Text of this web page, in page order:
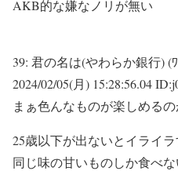
AKB的な嫌なノリが無い
39: 君の名は(やわらか銀行) (
2024/02/05(月) 15:28:56.04
まぁ色んなものが楽しめる
25歳以下が出ないとイライ
同じ味の甘いものしか食べ